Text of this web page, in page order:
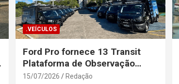
.VEÍCULOS
Ford Pro fornece 13 Transit
Plataforma de Observação
Elevada para a Secretaria de
15/07/2026 Redação